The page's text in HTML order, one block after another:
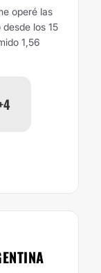
operé las
los 15
1,56